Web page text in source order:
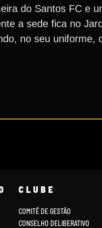
do Santos FC e
a sede fica no
no seu uniforme,
CLUBE
COMITÊ DE GESTÃO
CONSELHO DELIBERATIVO